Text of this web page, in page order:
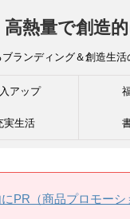
熱量で創造
ランディング＆創造生
アップ
実生活
PR（商品プロモーシ